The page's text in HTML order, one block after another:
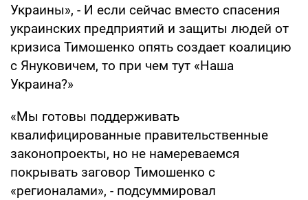
Украины», - И если сейчас вместо спасения
украинских предприятий и защиты людей от
кризиса Тимошенко опять создает коалицию
с Януковичем, то при чем тут «Наша
Украина?»
«Мы готовы поддерживать
квалифицированные правительственные
законопроекты, но не намереваемся
покрывать заговор Тимошенко с
«регионалами», - подсуммировал